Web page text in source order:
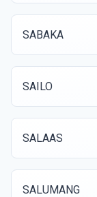
SABAKA
SAILO
SALAAS
SALUMANG